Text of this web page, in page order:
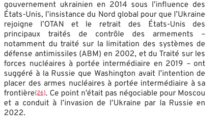
gouvernement ukrainien en 2014 sous l’influence des
États-Unis, l’insistance du Nord global pour que l’Ukraine
rejoigne l’OTAN et le retrait des États-Unis des
principaux traités de contrôle des armements –
notamment du traité sur la limitation des systèmes de
défense antimissiles (ABM) en 2002, et du Traité sur les
forces nucléaires à portée intermédiaire en 2019 – ont
suggéré à la Russie que Washington avait l’intention de
placer des armes nucléaires à portée intermédiaire à sa
frontière [26]. Ce point n’était pas négociable pour Moscou
et a conduit à l’invasion de l’Ukraine par la Russie en
2022.